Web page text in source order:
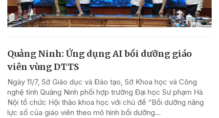
Quảng Ninh: Ứng dụng AI bồi dưỡng giáo
viên vùng DTTS
Ngày 11/7, Sở Giáo dục và Đào tạo, Sở Khoa học và Công
nghệ tỉnh Quảng Ninh phối hợp trường Đại học Sư phạm Hà
Nội tổ chức Hội thảo khoa học với chủ đề “Bồi dưỡng năng
lực số của giáo viên theo mô hình bồi dưỡng...